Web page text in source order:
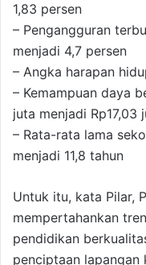
1,83 persen
– Pengangguran
menjadi 4,7 persen
– Angka harapan
– Kemampuan daya
juta menjadi Rp17,03
– Rata-rata lama
menjadi 11,8 tahun
Untuk itu, kata Pilar,
mempertahankan
pendidikan
penciptaan